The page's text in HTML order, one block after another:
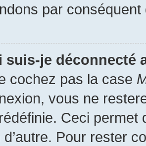
par conséquent
suis-je déconnecté
cochez pas la case
vous ne
Ceci permet
d’autre. Pour rester